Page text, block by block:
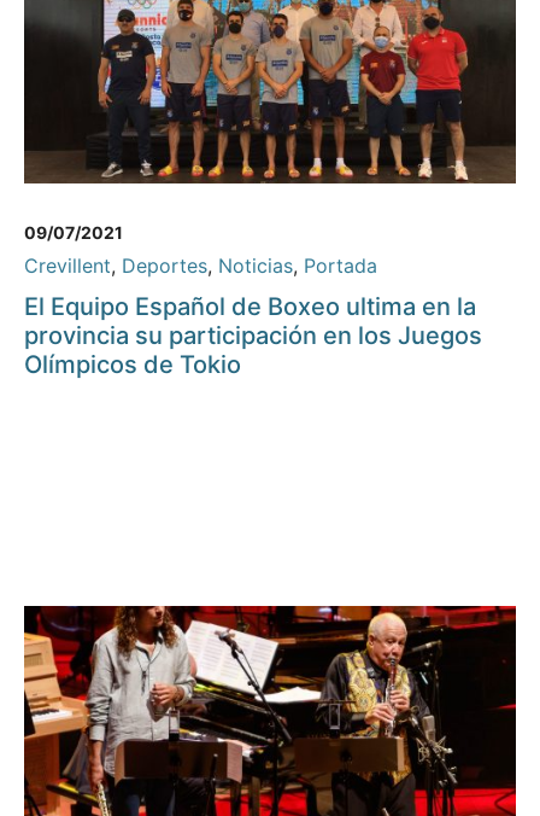
09/07/2021
Crevillent, Deportes, Noticias, Portada
El Equipo Español de Boxeo ultima en la
provincia su participación en los Juegos
Olímpicos de Tokio